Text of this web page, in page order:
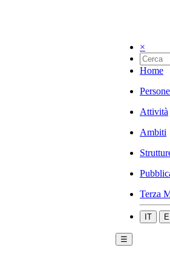
×
Home
Persone
Attività
Ambiti
Terza
IT
☰